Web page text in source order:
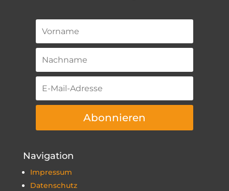
Abonnieren
Navigation
Impressum
Datenschutz